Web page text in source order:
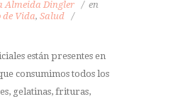
Almeida Dingler
en
de Vida, Salud
están presentes en
consumimos todos los
gelatinas, frituras,